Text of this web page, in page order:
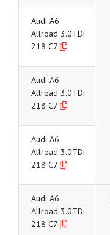
Audi A6
Allroad 3.0TDi
218 C7
Audi A6
Allroad 3.0TDi
218 C7
Audi A6
Allroad 3.0TDi
218 C7
Audi A6
Allroad 3.0TDi
218 C7